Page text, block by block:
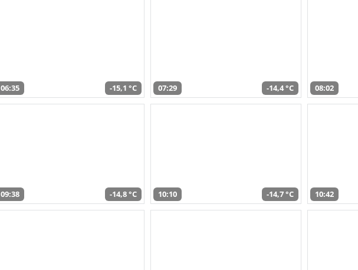
06:35 -15,1 °C 07:29 -14,4 °C 08:02
09:38 -14,8 °C 10:10 -14,7 °C 10:42